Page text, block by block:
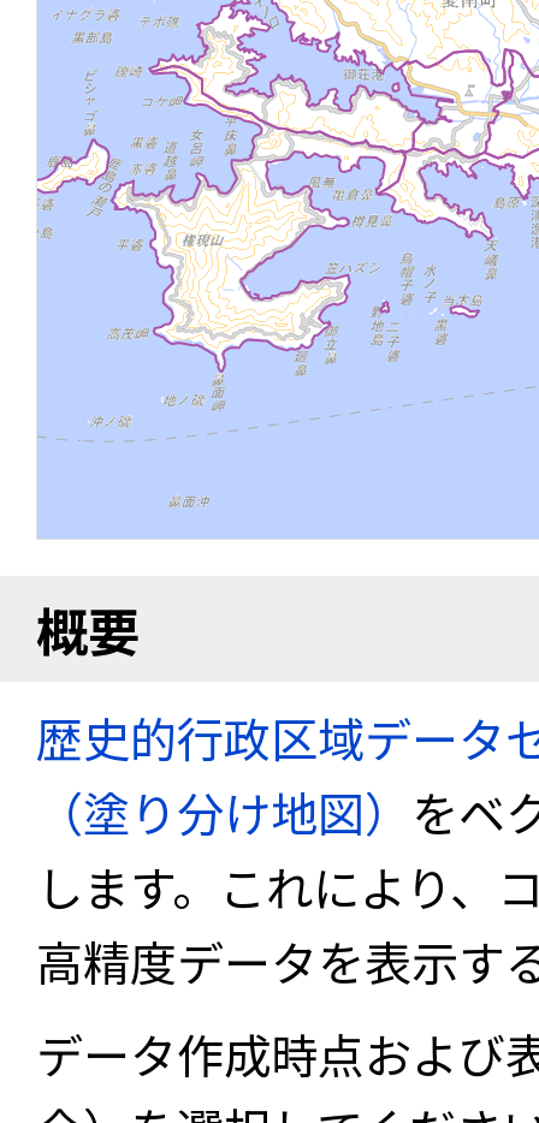
概要
歴史的行政区域データ
（塗り分け地図） をベ
します。これにより、
高精度データを表示す
データ作成時点および